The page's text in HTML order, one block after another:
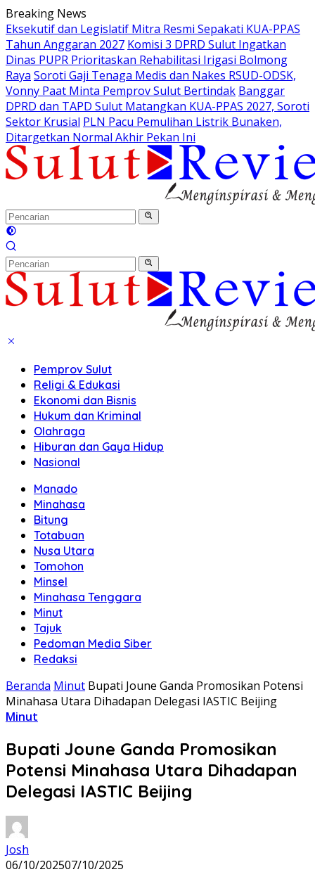
Langsung
ke
konten
Breaking News
Eksekutif dan Legislatif Mitra Resmi Sepakati KUA-PPAS
Tahun Anggaran 2027 Komisi 3 DPRD Sulut Ingatkan
Dinas PUPR Prioritaskan Rehabilitasi Irigasi Bolmong
Raya Soroti Gaji Tenaga Medis dan Nakes RSUD-ODSK,
Vonny Paat Minta Pemprov Sulut Bertindak Banggar
DPRD dan TAPD Sulut Matangkan KUA-PPAS 2027, Soroti
Sektor Krusial PLN Pacu Pemulihan Listrik Bunaken,
Ditargetkan Normal Akhir Pekan Ini
Pemprov Sulut
Religi & Edukasi
Ekonomi dan Bisnis
Hukum dan Kriminal
Olahraga
Hiburan dan Gaya Hidup
Nasional
Manado
Minahasa
Bitung
Totabuan
Nusa Utara
Tomohon
Minsel
Minahasa Tenggara
Minut
Tajuk
Pedoman Media Siber
Redaksi
Beranda Minut Bupati Joune Ganda Promosikan Potensi
Minahasa Utara Dihadapan Delegasi IASTIC Beijing
Minut
Bupati Joune Ganda Promosikan
Potensi Minahasa Utara Dihadapan
Delegasi IASTIC Beijing
Josh
06/10/202507/10/2025